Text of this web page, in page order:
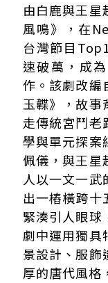
由白鹿與王星
風鳴》，在
台灣節目
速破萬，成
作。該劇改編
玉韘》，故事
走傳統宮鬥老
學與單元探案
佩儀，與王星
人以一文一武
出一樁橫跨十
緊湊引人眼球
劇中運用獨具
景設計、服飾
厚的唐代風格